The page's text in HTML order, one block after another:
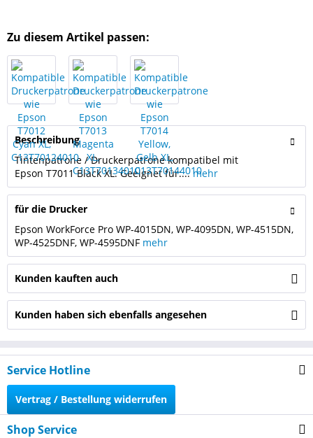
Zu diesem Artikel passen:
Beschreibung
Tintenpatrone / Druckerpatrone kompatibel mit
Epson T7011 Black XL. Geeignet für:...mehr
für die Drucker
Epson WorkForce Pro WP-4015DN, WP-4095DN, WP-4515DN,
WP-4525DNF, WP-4595DNF mehr
Kunden kauften auch
Kunden haben sich ebenfalls angesehen
Service Hotline
Vertrag / Bestellung widerrufen
Shop Service